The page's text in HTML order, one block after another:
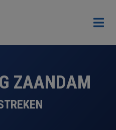

ZAANDAM